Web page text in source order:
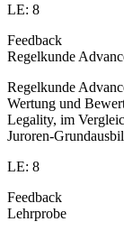
LE: 8
Feedback
Regelkunde
Regelkunde
Wertung und
Legality, im
Juroren-
LE: 8
Feedback
Lehrprobe